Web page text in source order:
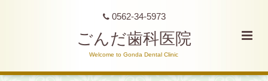
0562-34-5973
ごんだ歯科医院
Welcome to Gonda Dental Clinic